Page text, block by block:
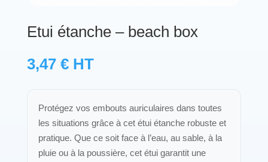
Qui est LNEA ?
Contact
Etui étanche – beach box
3,47 € HT
Protégez vos embouts auriculaires dans toutes
les situations grâce à cet étui étanche robuste et
pratique. Que ce soit face à l’eau, au sable, à la
pluie ou à la poussière, cet étui garantit une